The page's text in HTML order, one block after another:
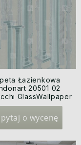
Łazienkowa
20501 02
GlassWallpaper
2020
o wycenę